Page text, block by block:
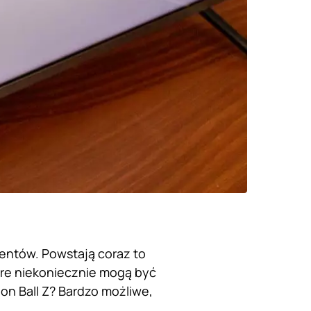
Powstają coraz to
niekoniecznie mogą być
Ball Z? Bardzo możliwe,